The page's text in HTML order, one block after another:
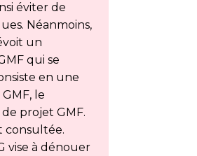
éviter de
Néanmoins,
un
qui se
en une
le
projet GMF.
consultée.
vise à dénouer